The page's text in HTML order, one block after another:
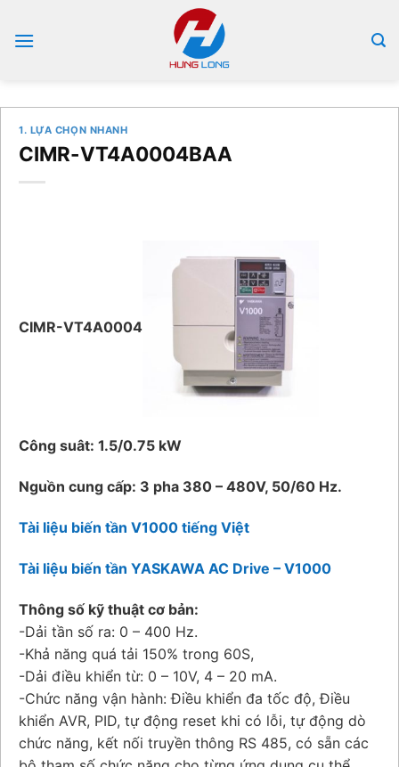
qua
1. LỰA CHỌN NHANH
CIMR-VT4A0004BAA
CIMR-VT4A0004
Công suât: 1.5/0.75 kW
Nguồn cung cấp: 3 pha 380 – 480V, 50/60 Hz.
Tài liệu biến tần V1000 tiếng Việt
Tài liệu biến tần YASKAWA AC Drive – V1000
Thông số kỹ thuật cơ bản:
-Dải tần số ra: 0 – 400 Hz.
-Khả năng quá tải 150% trong 60S,
-Dải điều khiển từ: 0 – 10V, 4 – 20 mA.
-Chức năng vận hành: Điều khiển đa tốc độ, Điều
khiển AVR, PID, tự động reset khi có lỗi, tự động dò
chức năng, kết nối truyền thông RS 485, có sẵn các